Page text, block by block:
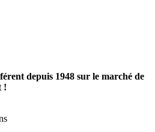
depuis 1948 sur le marché de
!